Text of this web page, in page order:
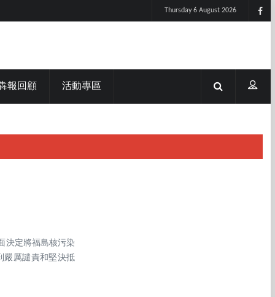
Thursday 6 August 2026
報回顧 活動專區
決定將福島核污染
嚴厲譴責和堅決抵